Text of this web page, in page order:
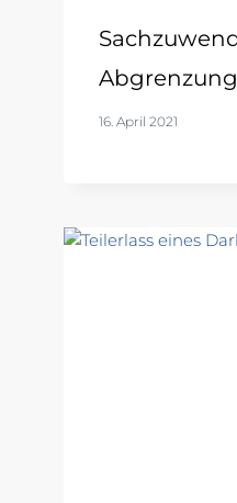
16. April 2021